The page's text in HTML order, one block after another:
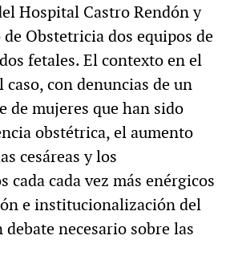
Hospital Castro Rendón y
Obstetricia dos equipos de
fetales. El contexto en el
caso, con denuncias de un
de mujeres que han sido
obstétrica, el aumento
cesáreas y los
cada cada vez más enérgicos
e institucionalización del
necesario sobre las